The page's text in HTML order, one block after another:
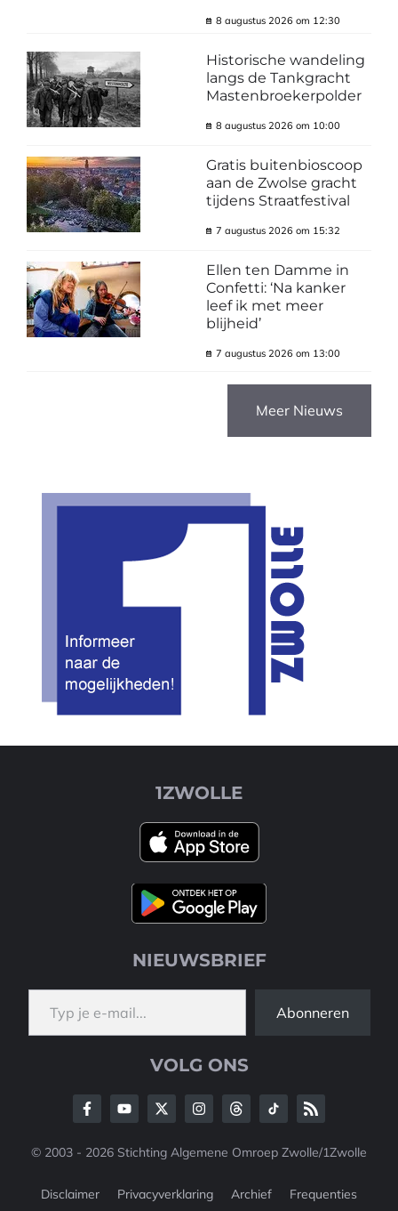
8 augustus 2026 om 12:30
Historische wandeling
langs de Tankgracht
Mastenbroekerpolder
8 augustus 2026 om 10:00
Gratis buitenbioscoop
aan de Zwolse gracht
tijdens Straatfestival
7 augustus 2026 om 15:32
Ellen ten Damme in
Confetti: ‘Na kanker
leef ik met meer
blijheid’
7 augustus 2026 om 13:00
Meer Nieuws
1ZWOLLE
NIEUWSBRIEF
Typ je e-mail...
Abonneren
VOLG ONS
© 2003 - 2026 Stichting Algemene Omroep Zwolle/1Zwolle
Disclaimer Privacyverklaring Archief
Frequenties